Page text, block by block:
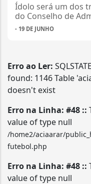
Ídolo será um dos
do Conselho de
- 19 DE JUNHO
Erro ao Ler:
found: 1146 Table
doesn't exist
Erro na Linha: #48 ::
value of type null
/home2/aciaarar/
futebol.php
Erro na Linha: #48 ::
value of type null